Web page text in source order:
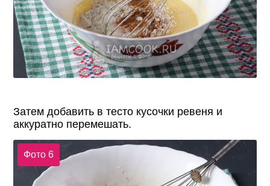
Затем добавить в тесто кусочки ревеня и
аккуратно перемешать.
Фото 6